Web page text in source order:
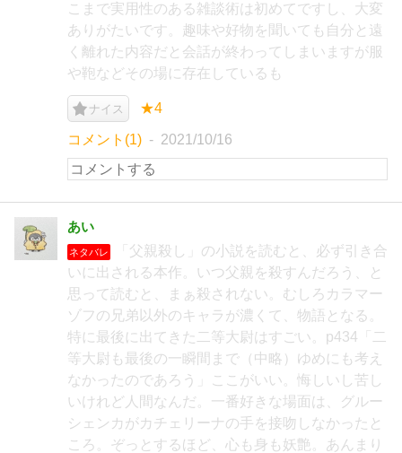
こまで実用性のある雑談術は初めてですし、大変
ありがたいです。趣味や好物を聞いても自分と遠
く離れた内容だと会話が終わってしまいますが服
や鞄などその場に存在しているも
ナイス ★4
コメント(1) 2021/10/16
あい
ネタバレ
「父親殺し」の小説を読むと、必ず引き合
いに出される本作。いつ父親を殺すんだろう、と
思って読むと、まぁ殺されない。むしろカラマー
ゾフの兄弟以外のキャラが濃くて、物語となる。
特に最後に出てきた二等大尉はすごい。p434「二
等大尉も最後の一瞬間まで（中略）ゆめにも考え
なかったのであろう」ここがいい。悔しいし苦し
いけれど人間なんだ。一番好きな場面は、グルー
シェンカがカチェリーナの手を接吻しなかったと
ころ。ぞっとするほど、心も身も妖艶。あんまり